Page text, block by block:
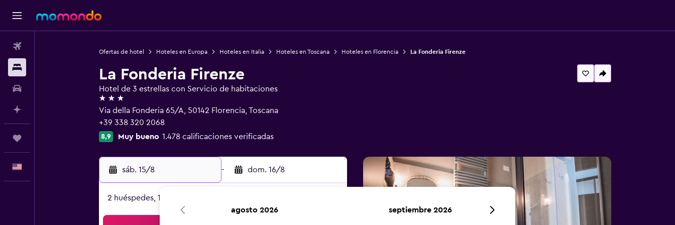
Ofertas de hotel Hoteles en Europa Hoteles en Italia Hoteles en Toscana Hoteles en Florencia La Fonderia Firenze
La Fonderia Firenze
Hotel de 3 estrellas con Servicio de habitaciones
3 estrellas
Via della Fonderia 65/A, 50142 Florencia, Toscana
+39 338 320 2068
8,9 Muy bueno 1.478 calificaciones verificadas
sáb. 15/8 - dom. 16/8
2 huéspedes, 1 habitación
agosto 2026 septiembre 2026